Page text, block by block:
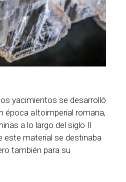
yacimientos se desarrolló
época aItoimperial romana,
a lo largo del siglo II
este material se destinaba
también para su